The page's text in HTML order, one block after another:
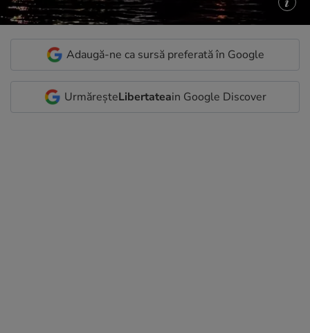
Adaugă-ne ca sursă preferată în Google
UrmăreșteLibertateain Google Discover